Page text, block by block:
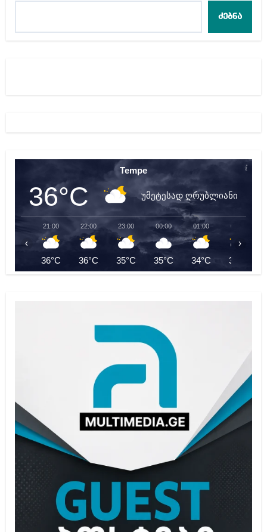
ძებნა
Tempe
36°C უმეტესად ღრუბლიანი
21:00
36°C
22:00
36°C
23:00
35°C
00:00
35°C
01:00
34°C
02:00
33°C
‹ ›